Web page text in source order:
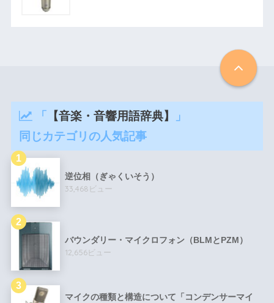
「 【音楽・音響用語辞典】
」
同じカテゴリの人気記事
逆位相（ぎゃくいそう）
33,468ビュー
バウンダリー・マイクロフォン（BLMとPZM）
12,656ビュー
マイクの種類と構造について「コンデンサーマイ